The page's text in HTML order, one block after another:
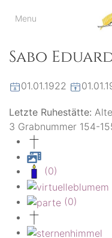
Menu
der
Sabo
01.01.1922
Letzte Ruhestätte:
3 Grabnummer 154-
(0)
(0)